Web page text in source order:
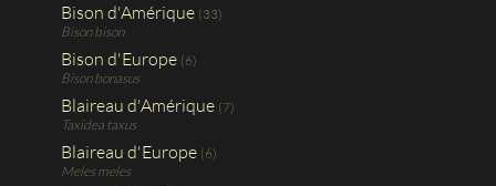
Bison d'Amérique (33)
Bison bison
Bison d'Europe (6)
Bison bonasus
Blaireau d'Amérique (7)
Taxidea taxus
Blaireau d'Europe (6)
Meles meles